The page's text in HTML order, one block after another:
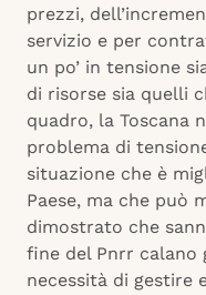
prezzi,
servizio e per
un po’ in tensione
di risorse sia quelli
quadro, la Toscana
problema di
situazione che è
Paese, ma che può
dimostrato che
fine del Pnrr calano
necessità di gestire